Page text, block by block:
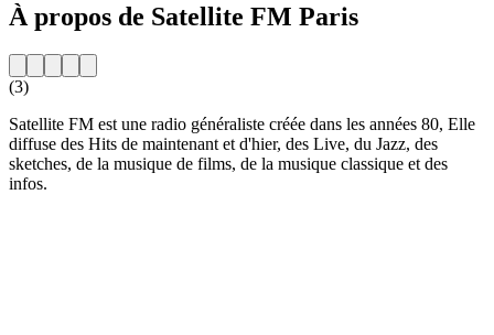
À propos de Satellite FM Paris
(3)
Satellite FM est une radio généraliste créée dans les années 80, Elle
diffuse des Hits de maintenant et d'hier, des Live, du Jazz, des
sketches, de la musique de films, de la musique classique et des
infos.